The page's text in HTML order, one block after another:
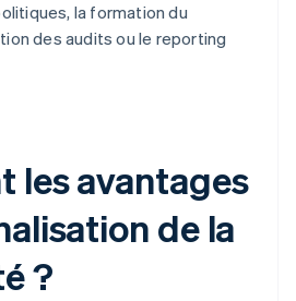
la formation du
des audits ou le reporting
les avantages
de la
?